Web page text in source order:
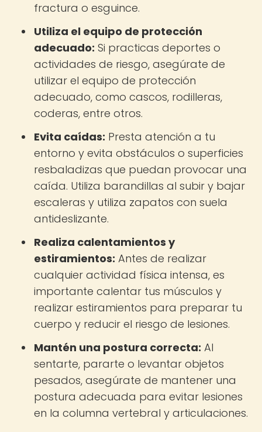
fractura o esguince.
Utiliza el equipo de protección
adecuado: Si practicas deportes o
actividades de riesgo, asegúrate de
utilizar el equipo de protección
adecuado, como cascos, rodilleras,
coderas, entre otros.
Evita caídas: Presta atención a tu
entorno y evita obstáculos o superficies
resbaladizas que puedan provocar una
caída. Utiliza barandillas al subir y bajar
escaleras y utiliza zapatos con suela
antideslizante.
Realiza calentamientos y
estiramientos: Antes de realizar
cualquier actividad física intensa, es
importante calentar tus músculos y
realizar estiramientos para preparar tu
cuerpo y reducir el riesgo de lesiones.
Mantén una postura correcta: Al
sentarte, pararte o levantar objetos
pesados, asegúrate de mantener una
postura adecuada para evitar lesiones
en la columna vertebral y articulaciones.